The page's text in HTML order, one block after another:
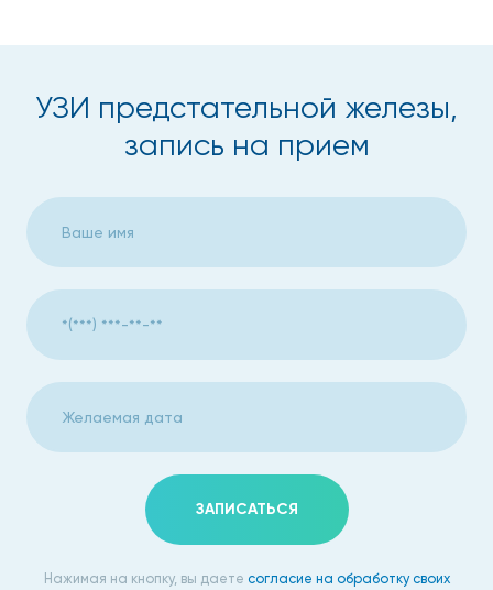
УЗИ предстательной железы,
запись на прием
ЗАПИСАТЬСЯ
Нажимая на кнопку, вы даете согласие на обработку своих